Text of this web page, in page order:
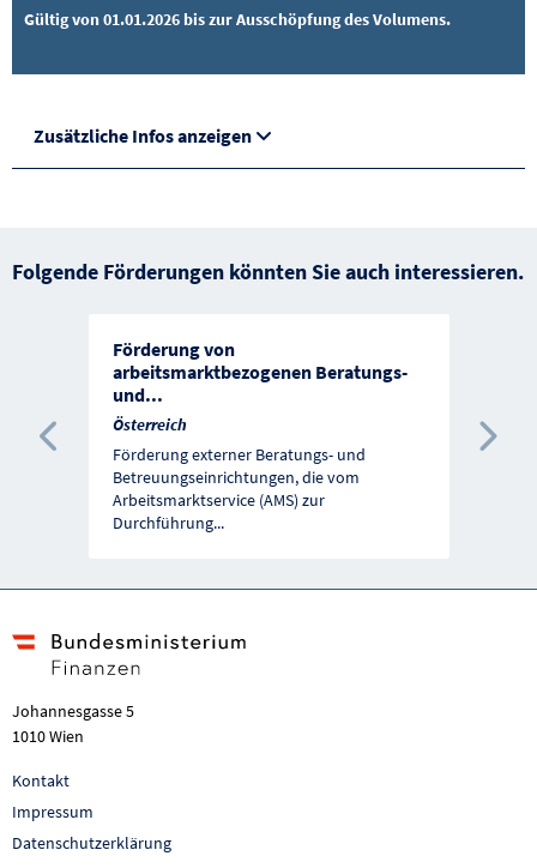
Gültig von 01.01.2026 bis zur Ausschöpfung des Volumens.
Zusätzliche Infos anzeigen
Folgende Förderungen könnten Sie auch interessieren.
Förderung von
arbeitsmarktbezogenen Beratungs-
und...
Österreich
Förderung externer Beratungs- und
Betreuungseinrichtungen, die vom
Arbeitsmarktservice (AMS) zur
Durchführung...
Vorherige Förderung
Johannesgasse 5
1010 Wien
Kontakt
Impressum
Datenschutzerklärung